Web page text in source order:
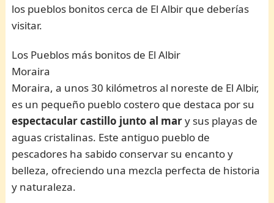
los pueblos bonitos cerca de El Albir que deberías
visitar.
Los Pueblos más bonitos de El Albir
Moraira
Moraira, a unos 30 kilómetros al noreste de El Albir,
es un pequeño pueblo costero que destaca por su
espectacular castillo junto al mary sus playas de
aguas cristalinas. Este antiguo pueblo de
pescadores ha sabido conservar su encanto y
belleza, ofreciendo una mezcla perfecta de historia
y naturaleza.